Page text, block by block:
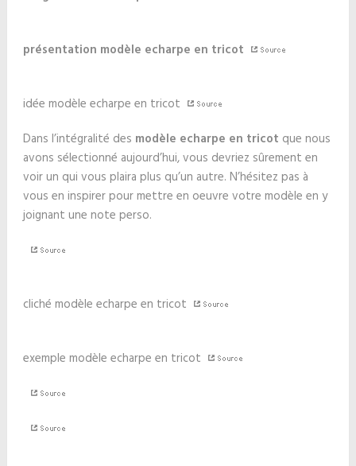
présentation modèle echarpe en tricot
idée modèle echarpe en tricot
Dans l’intégralité des modèle echarpe en tricot que nous
avons sélectionné aujourd’hui, vous devriez sûrement en
voir un qui vous plaira plus qu’un autre. N’hésitez pas à
vous en inspirer pour mettre en oeuvre votre modèle en y
joignant une note perso.
cliché modèle echarpe en tricot
exemple modèle echarpe en tricot